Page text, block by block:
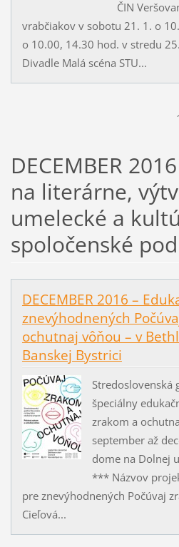
ČIN
vrabčiakov v sobotu 21. 1. o
o 10.00, 14.30 hod. v stredu
Divadle Malá scéna STU...
DECEMBER
na literárne,
umelecké a
spoločenské
DECEMBER 2016 –
znevýhodnených
ochutnaj vôňou – v
Banskej Bystrici
Stredoslovenská
špeciálny
zrakom a
september až
dome na Dolnej
*** Názvov
pre znevýhodnených Počúvaj
Cieľová...